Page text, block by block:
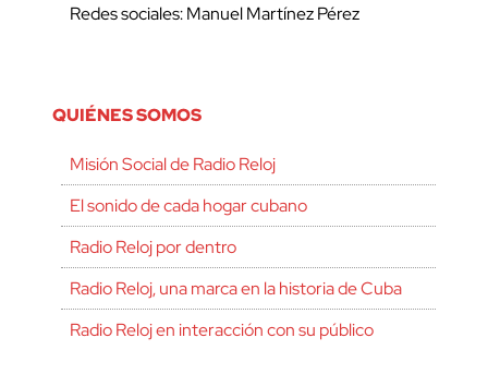
Redes sociales: Manuel Martínez Pérez
QUIÉNES SOMOS
Misión Social de Radio Reloj
El sonido de cada hogar cubano
Radio Reloj por dentro
Radio Reloj, una marca en la historia de Cuba
Radio Reloj en interacción con su público